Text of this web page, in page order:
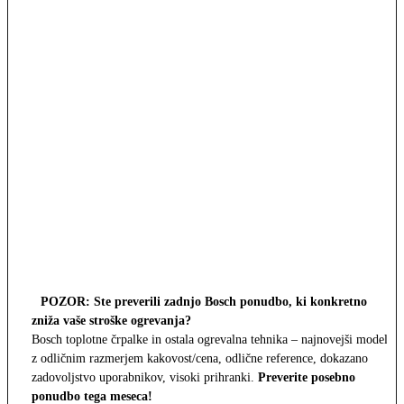
POZOR: Ste preverili zadnjo Bosch ponudbo, ki konkretno
zniža vaše stroške ogrevanja?
Bosch toplotne črpalke in ostala ogrevalna tehnika – najnovejši modeli
z odličnim razmerjem kakovost/cena, odlične reference, dokazano
zadovoljstvo uporabnikov, visoki prihranki. Preverite posebno
ponudbo tega meseca!